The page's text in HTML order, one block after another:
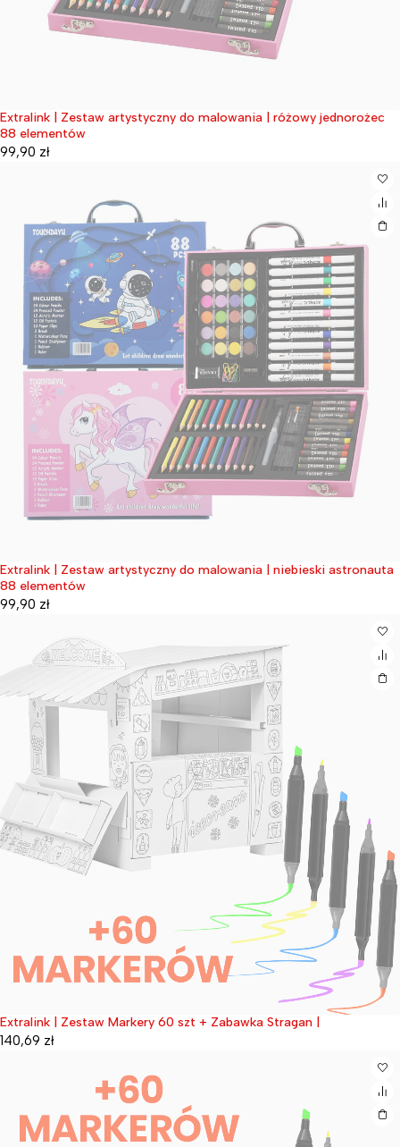
Wyprzedane
Extralink | Zestaw artystyczny do malowania | różowy jednorożec
88 elementów
99,90 zł
Wyprzedane
Extralink | Zestaw artystyczny do malowania | niebieski astronauta
88 elementów
99,90 zł
Wyprzedane
Extralink | Zestaw Markery 60 szt + Zabawka Stragan |
140,69 zł